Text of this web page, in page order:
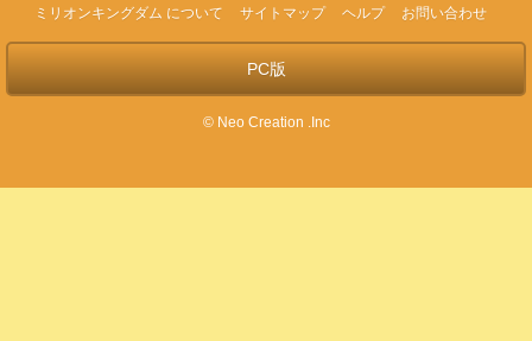
ミリオンキングダム について サイトマップ ヘルプ お問い合わせ
PC版
© Neo Creation .Inc